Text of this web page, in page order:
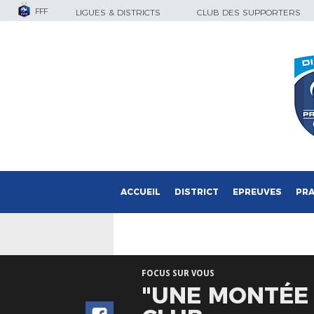
FFF LIGUES & DISTRICTS CLUB DES SUPPORTERS
ACCUEIL DISTRICT EPREUVES
FOCUS SUR VOUS
"UNE